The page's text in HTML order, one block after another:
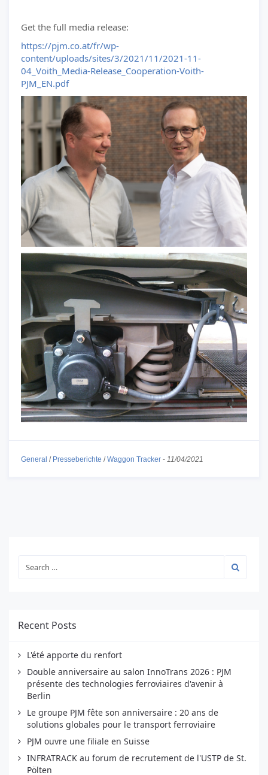
Get the full media release:
https://pjm.co.at/fr/wp-
content/uploads/sites/3/2021/11/2021-11-
04_Voith_Media-Release_Cooperation-Voith-
PJM_EN.pdf
General / Presseberichte /Waggon Tracker - 11/04/2021
Recent Posts
L'été apporte du renfort
Double anniversaire au salon InnoTrans 2026 : PJM
présente des technologies ferroviaires d'avenir à
Berlin
Le groupe PJM fête son anniversaire : 20 ans de
solutions globales pour le transport ferroviaire
PJM ouvre une filiale en Suisse
INFRATRACK au forum de recrutement de l'USTP de St.
Pölten